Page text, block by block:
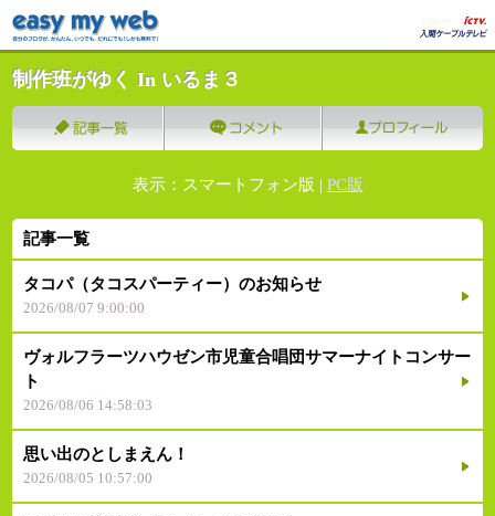
制作班がゆく In いるま３
表示：スマートフォン版 | PC版
記事一覧
タコパ（タコスパーティー）のお知らせ
2026/08/07 9:00:00
ヴォルフラーツハウゼン市児童合唱団サマーナイトコンサー
ト
2026/08/06 14:58:03
思い出のとしまえん！
2026/08/05 10:57:00